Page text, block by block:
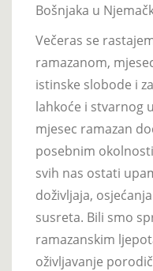
Bošnjaka u
Večeras se
ramazanom,
istinske slobode i
lahkoće i stvarnog
mjesec ramazan
posebnim
svih nas ostati
doživljaja,
susreta. Bili smo
ramazanskim
oživljavanje